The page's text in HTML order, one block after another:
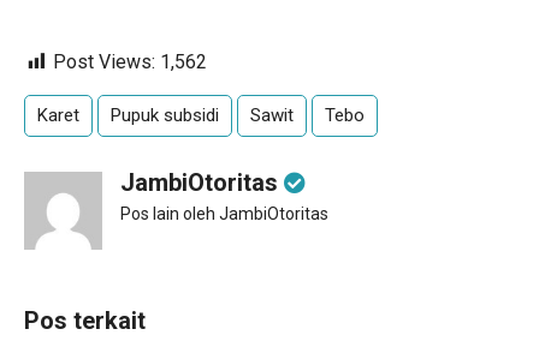
Post Views: 1,562
Karet Pupuk subsidi Sawit Tebo
JambiOtoritas
Pos lain oleh JambiOtoritas
Pos terkait